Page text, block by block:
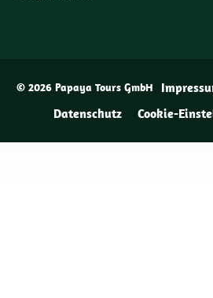
© 2026 Papaya Tours GmbH
Datenschutz
Cookie-